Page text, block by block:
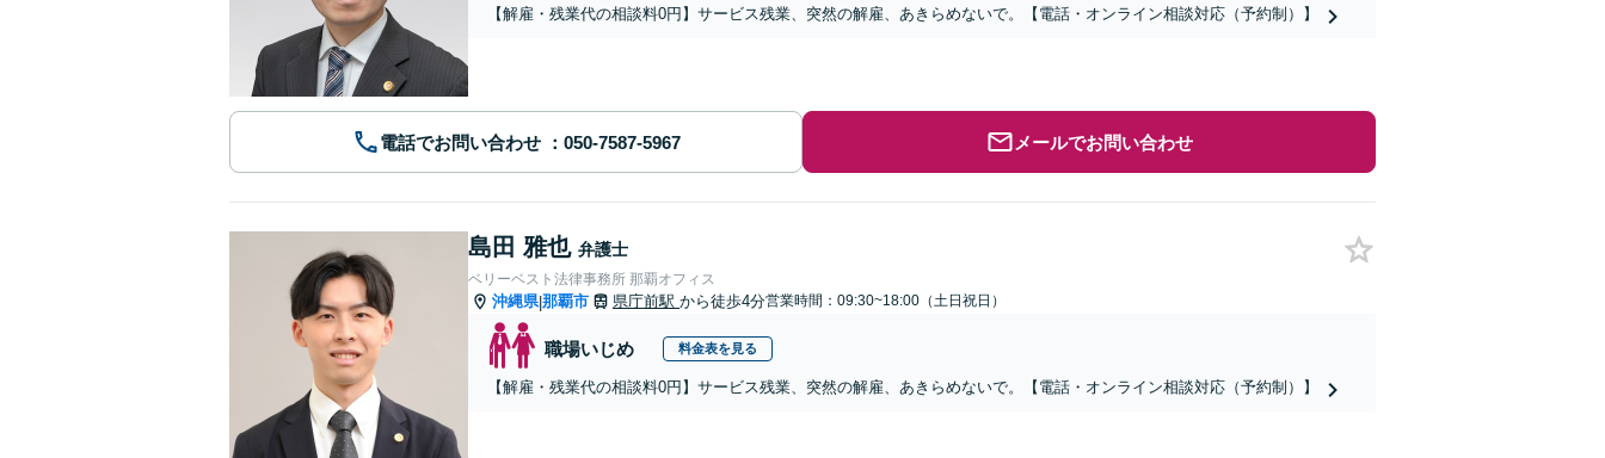
【解雇・残業代の相談料0円】サービス残業、突然の解雇、あきらめないで。【電話・オンライン相談対応（予約制）】
電話でお問い合わせ メールでお問い合わせ
島田 雅也 弁護士
ベリーベスト法律事務所 那覇オフィス
沖縄県|那覇市 県庁前駅 から徒歩4分営業時間：09:30~18:00（土日祝日）
職場いじめ 料金表を見る
【解雇・残業代の相談料0円】サービス残業、突然の解雇、あきらめないで。【電話・オンライン相談対応（予約制）】